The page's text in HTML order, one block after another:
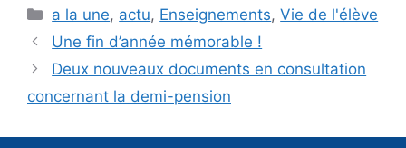
Catégories
a la une, actu, Enseignements,Vie de l'élève
Une fin d’année mémorable !
Deux nouveaux documents en consultation
concernant la demi-pension